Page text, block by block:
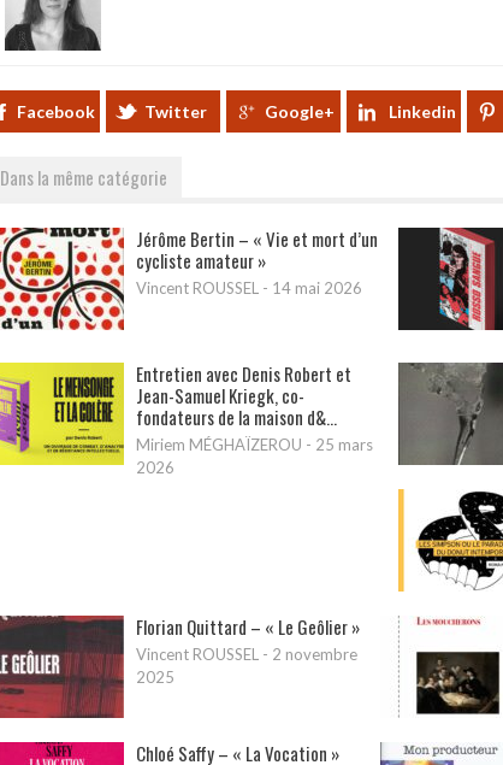
Facebook Twitter Google+ Linkedin
Dans la même catégorie
Jérôme Bertin – « Vie et mort d’un
cycliste amateur »
Vincent ROUSSEL - 14 mai 2026
Entretien avec Denis Robert et
Jean-Samuel Kriegk, co-
fondateurs de la maison d&...
Miriem MÉGHAÏZEROU - 25 mars
2026
Florian Quittard – « Le Geôlier »
Vincent ROUSSEL - 2 novembre
2025
Chloé Saffy – « La Vocation »